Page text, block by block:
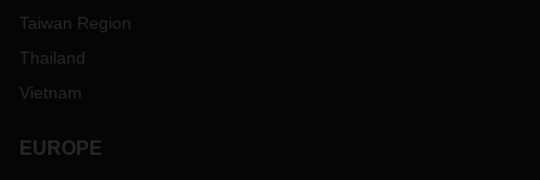
Taiwan Region
Thailand
Vietnam
EUROPE